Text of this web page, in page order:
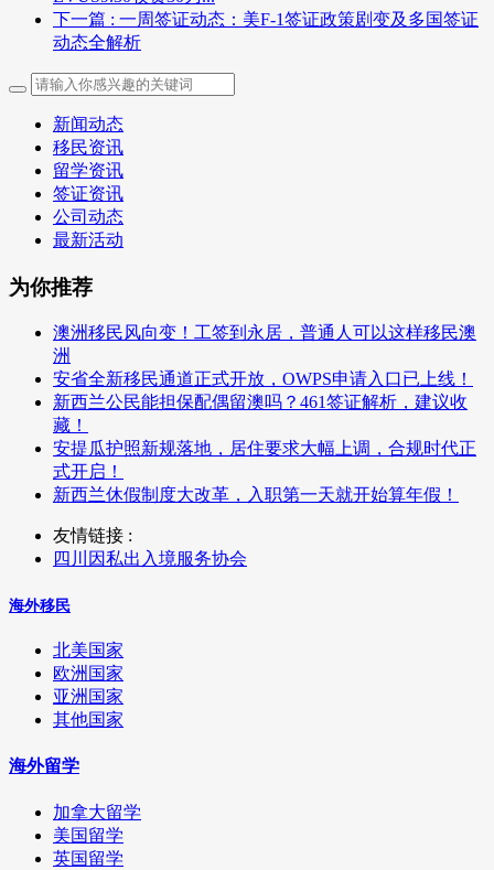
下一篇 : 一周签证动态：美F-1签证政策剧变及多国签证
动态全解析
新闻动态
移民资讯
留学资讯
签证资讯
公司动态
最新活动
为你推荐
澳洲移民风向变！工签到永居，普通人可以这样移民澳
洲
安省全新移民通道正式开放，OWPS申请入口已上线！
新西兰公民能担保配偶留澳吗？461签证解析，建议收
藏！
安提瓜护照新规落地，居住要求大幅上调，合规时代正
式开启！
新西兰休假制度大改革，入职第一天就开始算年假！
友情链接 :
四川因私出入境服务协会
海外移民
北美国家
欧洲国家
亚洲国家
其他国家
海外留学
加拿大留学
美国留学
英国留学